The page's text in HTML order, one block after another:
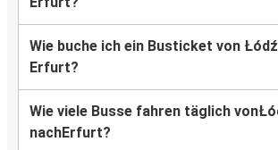
Wie buche ich ein Busticket von
Erfurt?
Wie viele Busse fahren täglich
nachErfurt?